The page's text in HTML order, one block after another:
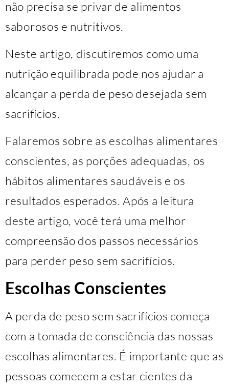
não precisa se privar de alimentos
saborosos e nutritivos.
Neste artigo, discutiremos como uma
nutrição equilibrada pode nos ajudar a
alcançar a perda de peso desejada sem
sacrifícios.
Falaremos sobre as escolhas alimentares
conscientes, as porções adequadas, os
hábitos alimentares saudáveis ​​e os
resultados esperados. Após a leitura
deste artigo, você terá uma melhor
compreensão dos passos necessários
para perder peso sem sacrifícios.
Escolhas Conscientes
A perda de peso sem sacrifícios começa
com a tomada de consciência das nossas
escolhas alimentares. É importante que as
pessoas comecem a estar cientes da